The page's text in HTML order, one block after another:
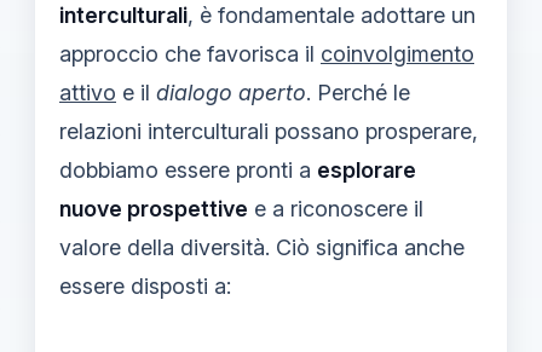
interculturali, è fondamentale adottare un
approccio che favorisca il coinvolgimento
attivo e il dialogo aperto. Perché le
relazioni interculturali possano prosperare,
dobbiamo essere pronti a esplorare
nuove prospettive e a riconoscere il
valore della diversità. Ciò significa anche
essere disposti a: